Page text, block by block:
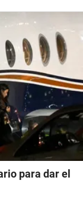
para dar el